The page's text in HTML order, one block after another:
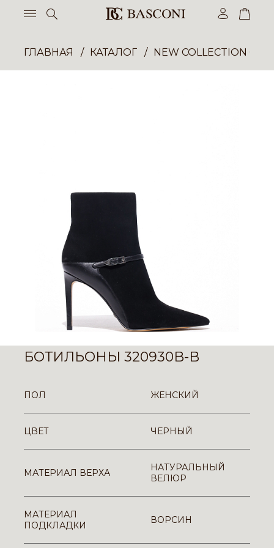
ГЛАВНАЯ КАТАЛОГ NEW COLLECTION
БОТИЛЬОНЫ 320930B-B
ПОЛ ЖЕНСКИЙ
ЦВЕТ ЧЕРНЫЙ
МАТЕРИАЛ ВЕРХА
НАТУРАЛЬНЫЙ
ВЕЛЮР
МАТЕРИАЛ
ПОДКЛАДКИ
ВОРСИН